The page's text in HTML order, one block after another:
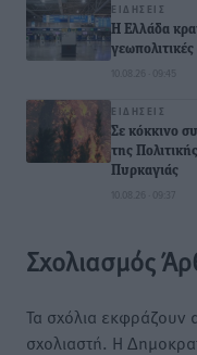
ΕΙΔΉΣΕΙΣ
Η Ελλάδα
10.08.26 · 09:45
ΕΙΔΉΣΕΙΣ
Σε κόκκινο
της
Πυρκαγιάς
10.08.26 · 09:37
Σχολιασμός
Τα σχόλια εκφράζουν
σχολιαστή. Η